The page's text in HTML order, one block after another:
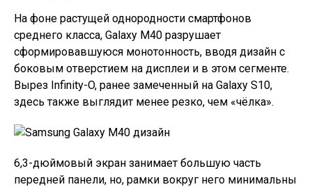
На фоне растущей однородности смартфонов
среднего класса, Galaxy M40 разрушает
сформировавшуюся монотонность, вводя дизайн с
боковым отверстием на дисплеи и в этом сегменте.
Вырез Infinity-O, ранее замеченный на Galaxy S10,
здесь также выглядит менее резко, чем «чёлка».
6,3-дюймовый экран занимает большую часть
передней панели, но, рамки вокруг него минимальны